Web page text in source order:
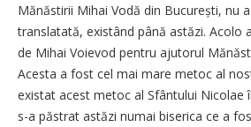
Mănăstirii Mihai Vodă din București, nu
translatată, existând până astăzi.
de Mihai Voievod pentru ajutorul
Acesta a fost cel mai mare metoc al
existat acest metoc al Sfântului Nicolae
s-a păstrat astăzi numai biserica ce a